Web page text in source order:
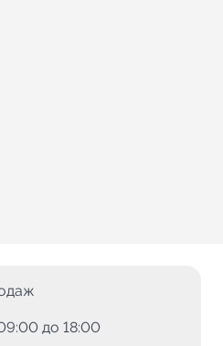
до 18:00